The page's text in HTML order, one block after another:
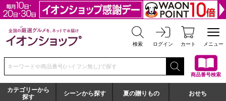
全国の厳選グルメを、ネットでお届け イオンショップ
検索 ログイン カート メニュー
検索キーワードまたは商品番号を入力してください
商品番号検索
カテゴリーから
探す
シーンから探す 夏の贈りもの おせち